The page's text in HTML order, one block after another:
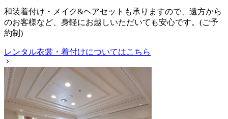
和装着付け・メイク&ヘアセットも承りますので、遠方から
のお客様など、身軽にお越しいただいても安心です。(ご予
約制)
レンタル衣裳・着付けについてはこちら